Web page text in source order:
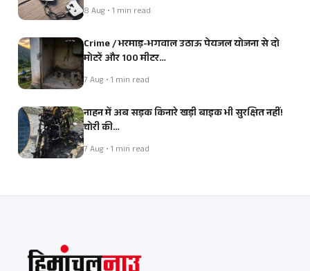
8 Aug • 1 min read
Crime / भरमाड़-भगवाल उठाऊ पेयजल योजना से दो
मोटरें और 100 मीटर…
7 Aug • 1 min read
नाहन में अब सड़क किनारे खड़ी बाइक भी सुरक्षित नहीं!
चोरी की…
7 Aug • 1 min read